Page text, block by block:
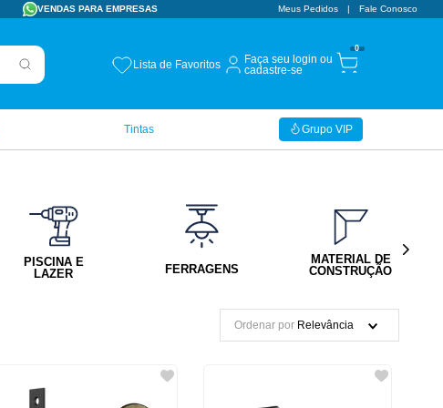
VENDAS PARA EMPRESAS CUPOM BEMVINDO10% OFF
Meus Pedidos Fale Conosco
Lista de Favoritos
Faça seu login ou
cadastre-se
0
Grupo VIP
Tintas
PISCINA E
LAZER
FERRAGENS
MATERIAL DE
CONSTRUÇÃO
Ordenar por Relevância